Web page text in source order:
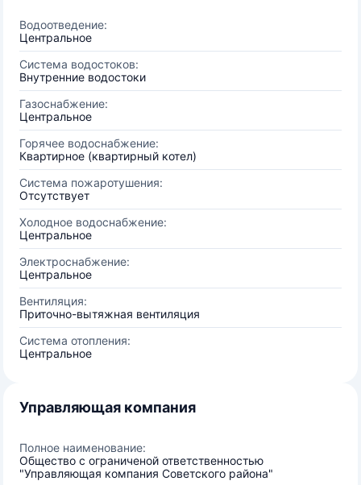
Водоотведение:
Центральное
Система водостоков:
Внутренние водостоки
Газоснабжение:
Центральное
Горячее водоснабжение:
Квартирное (квартирный котел)
Система пожаротушения:
Отсутствует
Холодное водоснабжение:
Центральное
Электроснабжение:
Центральное
Вентиляция:
Приточно-вытяжная вентиляция
Система отопления:
Центральное
Управляющая компания
Полное наименование:
Общество с ограниченой ответственностью
"Управляющая компания Советского района"